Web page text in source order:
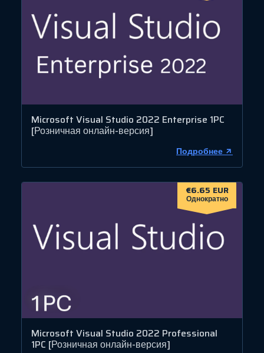
Microsoft Visual Studio 2022 Enterprise 1PC
[Розничная онлайн-версия]
Подробнее
€6.65 EUR
Однократно
Microsoft Visual Studio 2022 Professional
1PC [Розничная онлайн-версия]